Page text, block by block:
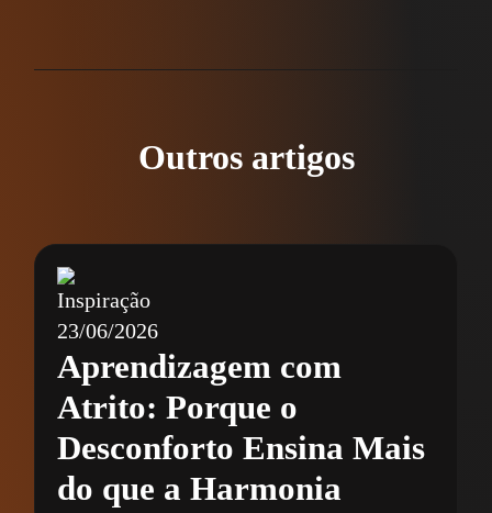
Outros artigos
Inspiração
23/06/2026
Aprendizagem com
Atrito: Porque o
Desconforto Ensina Mais
do que a Harmonia